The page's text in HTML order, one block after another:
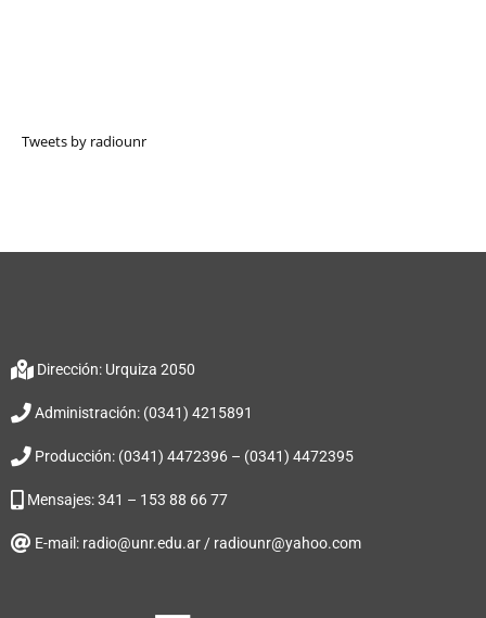
Tweets by radiounr
Dirección: Urquiza 2050
Administración: (0341) 4215891
Producción: (0341) 4472396 – (0341) 4472395
Mensajes: 341 – 153 88 66 77
E-mail: radio@unr.edu.ar / radiounr@yahoo.com